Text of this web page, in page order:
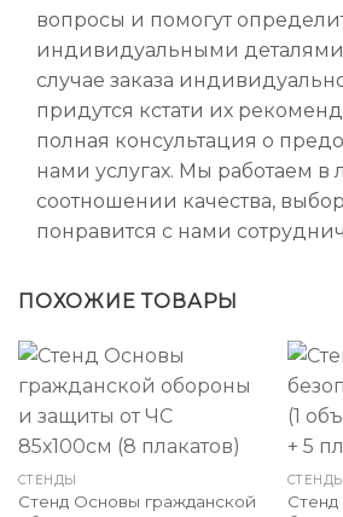
вопросы и помогут
индивидуальными деталями
случае заказа
придутся кстати их
полная консультация о
нами услугах. Мы работаем в
соотношении качества,
понравится с нами
ПОХОЖИЕ ТОВАРЫ
СТЕНДЫ
Стенд Основы гражданской
СТЕНДЫ